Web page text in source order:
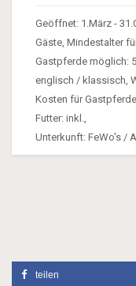
Geöffnet: 1.März -
Gäste, Mindestalter
Gastpferde möglich:
englisch / klassisch,
Kosten für
Futter: inkl.,
Unterkunft: FeWo's /
teilen